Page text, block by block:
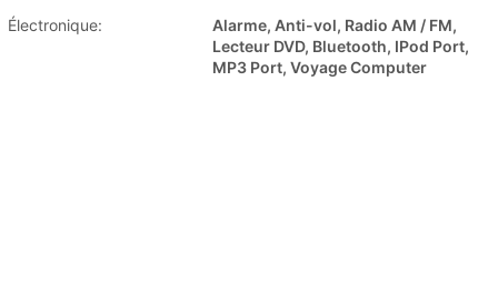
Électronique:
Alarme, Anti-vol, Radio AM / FM,
Lecteur DVD, Bluetooth, IPod Port,
MP3 Port, Voyage Computer